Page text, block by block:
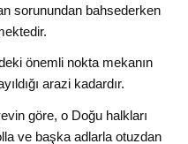
sorunundan bahsederken
önemli nokta mekanın
arazi kadardır.
göre, o Doğu halkları
ve başka adlarla otuzdan